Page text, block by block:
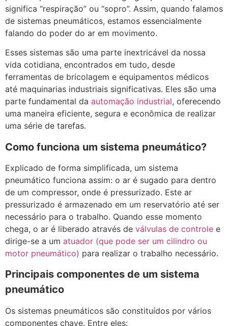
significa “respiração” ou “sopro”. Assim, quando falamos
de sistemas pneumáticos, estamos essencialmente
falando do poder do ar em movimento.
Esses sistemas são uma parte inextricável da nossa
vida cotidiana, encontrados em tudo, desde
ferramentas de bricolagem e equipamentos médicos
até maquinarias industriais significativas. Eles são uma
parte fundamental da automação industrial, oferecendo
uma maneira eficiente, segura e econômica de realizar
uma série de tarefas.
Como funciona um sistema pneumático?
Explicado de forma simplificada, um sistema
pneumático funciona assim: o ar é sugado para dentro
de um compressor, onde é pressurizado. Este ar
pressurizado é armazenado em um reservatório até ser
necessário para o trabalho. Quando esse momento
chega, o ar é liberado através de válvulas de controle e
dirige-se a um atuador (que pode ser um cilindro ou
motor pneumático) para realizar o trabalho necessário.
Principais componentes de um sistema
pneumático
Os sistemas pneumáticos são constituídos por vários
componentes chave. Entre eles: